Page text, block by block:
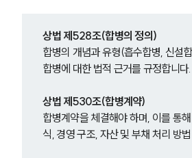
상법 제528조(합병의 정의)
합병의 개념과 유형(흡수합병, 신설
합병에 대한 법적 근거를 규정합니다.
상법 제530조(합병계약)
합병계약을 체결해야 하며, 이를 통
식, 경영 구조, 자산 및 부채 처리 방